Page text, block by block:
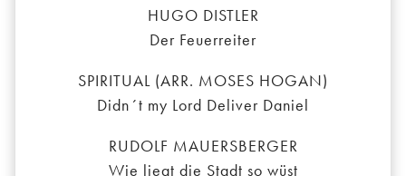
HUGO DISTLER
Der Feuerreiter
SPIRITUAL (ARR. MOSES HOGAN)
Didn´t my Lord Deliver Daniel
RUDOLF MAUERSBERGER
Wie liegt die Stadt so wüst